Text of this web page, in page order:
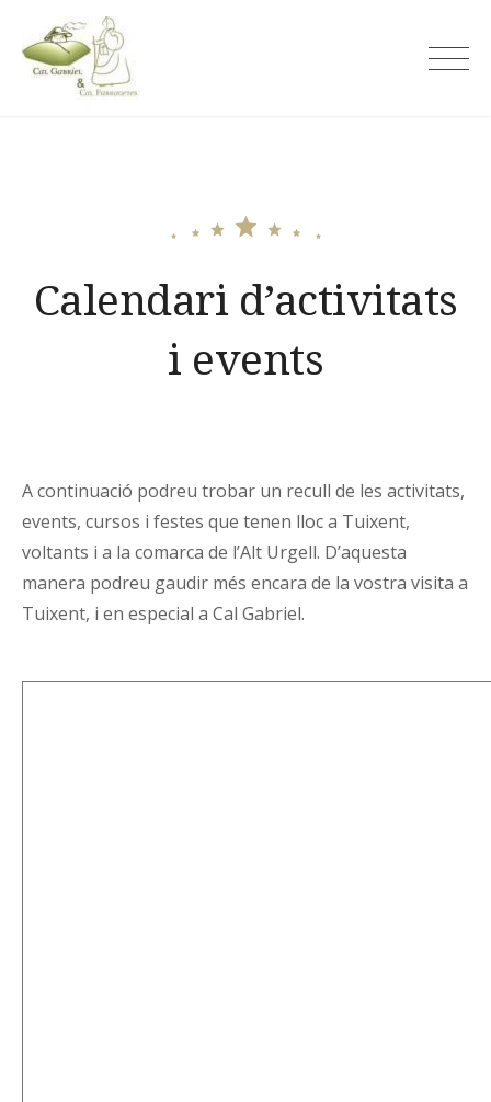
content
Calendari d’activitats
i events
A continuació podreu trobar un recull de les activitats,
events, cursos i festes que tenen lloc a Tuixent,
voltants i a la comarca de l’Alt Urgell. D’aquesta
manera podreu gaudir més encara de la vostra visita a
Tuixent, i en especial a Cal Gabriel.